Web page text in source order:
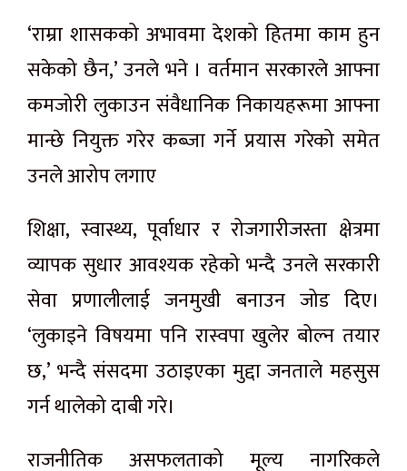
‘राम्रा शासकको अभावमा देशको हितमा काम हुन
सकेको छैन,’ उनले भने । वर्तमान सरकारले आफ्ना
कमजोरी लुकाउन संवैधानिक निकायहरूमा आफ्ना
मान्छे नियुक्त गरेर कब्जा गर्ने प्रयास गरेको समेत
उनले आरोप लगाए
शिक्षा, स्वास्थ्य, पूर्वाधार र रोजगारीजस्ता क्षेत्रमा
व्यापक सुधार आवश्यक रहेको भन्दै उनले सरकारी
सेवा प्रणालीलाई जनमुखी बनाउन जोड दिए।
‘लुकाइने विषयमा पनि रास्वपा खुलेर बोल्न तयार
छ,’ भन्दै संसदमा उठाइएका मुद्दा जनताले महसुस
गर्न थालेको दाबी गरे।
राजनीतिक असफलताको मूल्य नागरिकले